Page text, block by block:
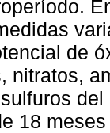
de
nitratos,
18